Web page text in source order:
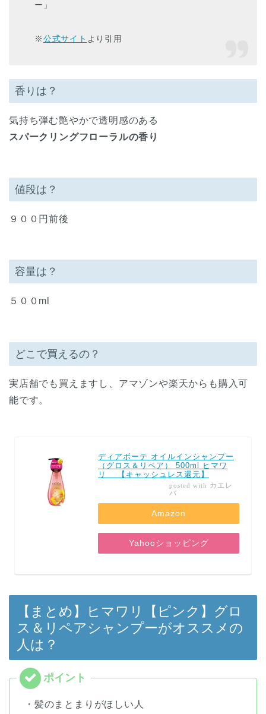
ー」
※公式サイト より引用
香りは？
気持ち弾む艶やかで透明感のある
スパークリングフローラルの香り
値段は？
９００円前後
容量は？
５００ml
どこで買えるの？
実店舗でも買えますし、アマゾンや楽天からも購入可
能です。
ディアボーテ オイルインシャンプー
（グロス＆リペア） 500ml ヒマワ
リ 【キャッシュレス還元】
posted with カエレ
バ
Amazon
Yahooショッピング
【まとめ】ヒマワリ【ピンク】グロ
ス＆リペアシャンプーがオススメの
人は？
・髪のまとまりがほしい人